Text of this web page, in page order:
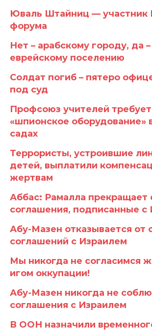
Юваль Штайниц — участник
форума
Нет – арабскому городу, да –
еврейскому поселению
Солдат погиб – пятеро
под суд
Профсоюз учителей требует
«шпионское оборудование»
садах
Террористы, устроившие
детей, выплатили
жертвам
Аббас: Рамалла прекращает
соглашения, подписанные с
Абу-Мазен отказывается от
соглашений с Израилем
Мы никогда не согласимся
игом оккупации!
Абу-Мазен никогда не
соглашения с Израилем
В ООН назначили